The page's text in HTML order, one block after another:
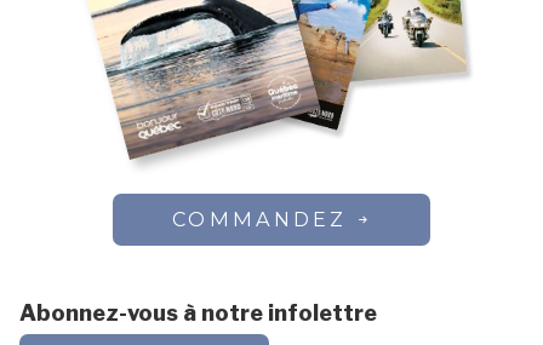
COMMANDEZ
Abonnez-vous à notre infolettre